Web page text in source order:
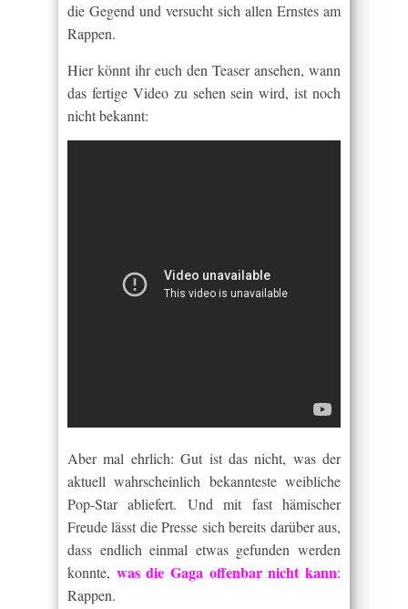
die Gegend und versucht sich allen Ernstes am
Rappen.
Hier könnt ihr euch den Teaser ansehen, wann
das fertige Video zu sehen sein wird, ist noch
nicht bekannt:
Aber mal ehrlich: Gut ist das nicht, was der
aktuell wahrscheinlich bekannteste weibliche
Pop-Star abliefert. Und mit fast hämischer
Freude lässt die Presse sich bereits darüber aus,
dass endlich einmal etwas gefunden werden
konnte, was die Gaga offenbar nicht kann:
Rappen.